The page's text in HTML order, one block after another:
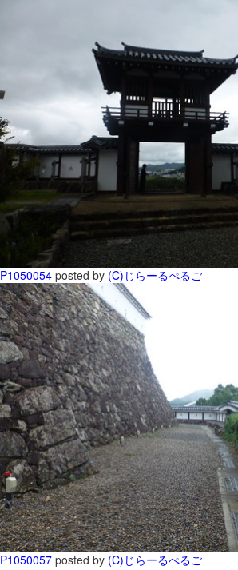
P1050054 posted by (C)じらーるぺるご
P1050057 posted by (C)じらーるぺるご